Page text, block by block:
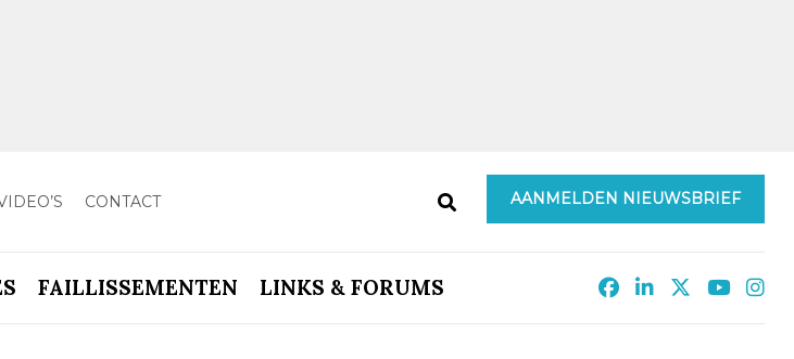
CONTACT AANMELDEN NIEUWSBRIEF
FAILLISSEMENTEN LINKS & FORUMS